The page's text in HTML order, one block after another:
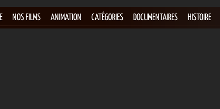
NOS FILMS ANIMATION CATÉGORIES DOCUMENTAIRES HISTOIRE